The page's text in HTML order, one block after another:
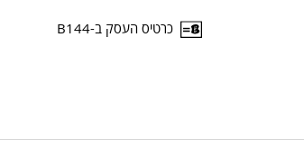
כרטיס העסק ב-B144